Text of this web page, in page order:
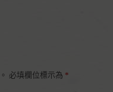
必填欄位標示為 *